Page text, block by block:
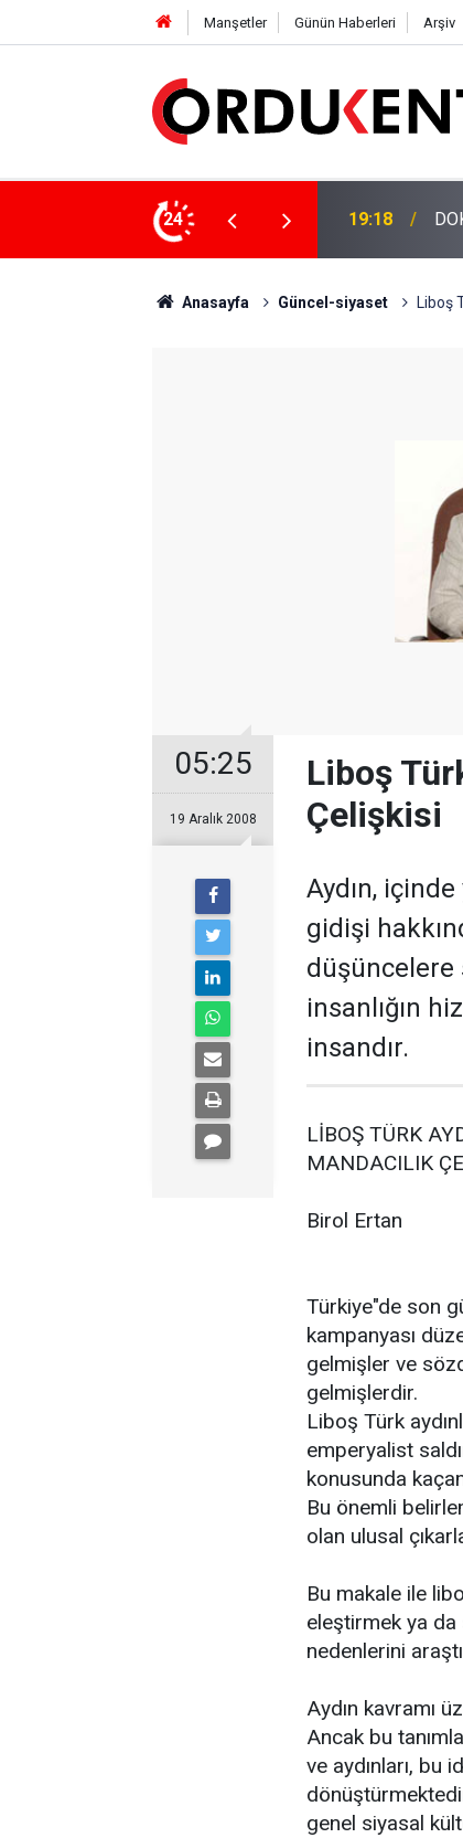
Manşetler Günün Haberleri Arşiv
24
4 MİLYON LİRAYA YAKIN DESTEK 12:46
Anasayfa Güncel-siyaset Liboş
05:25
19 Aralık 2008
Liboş
Çelişkisi
Aydın,
gidişi
düşüncelere
insanlığın
insandır.
LİBOŞ TÜRK
MANDACILIK
Birol Ertan
Türkiye"de son
kampanyası
gelmişler ve
gelmişlerdir.
Liboş Türk
emperyalist
konusunda
Bu önemli
olan ulusal
Bu makale ile
eleştirmek ya
nedenlerini
Aydın kavramı
Ancak bu
ve aydınları, bu
genel siyasal